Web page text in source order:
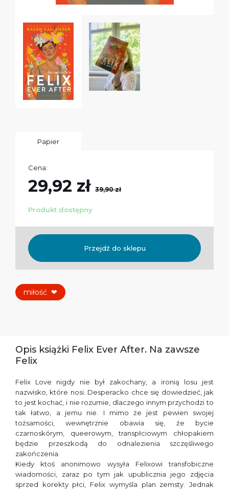
Papier
Cena:
29,92 zł 39,90 zł
Produkt dostępny
Przejdź do sklepu
miłość ❤
Opis książki Felix Ever After. Na zawsze
Felix
Felix Love nigdy nie był zakochany, a ironią losu jest
nazwisko, które nosi. Desperacko chce się dowiedzieć, jak
to jest kochać, i nie rozumie, dlaczego innym przychodzi to
tak łatwo, a jemu nie. I mimo że jest pewien swojej
tożsamości, wewnętrznie obawia się, że bycie
czarnoskórym, queerowym, transpłciowym chłopakiem
będzie przeszkodą do odnalezienia szczęśliwego
zakończenia.
Kiedy ktoś anonimowo wysyła Felixowi transfobiczne
wiadomości, zaraz po tym jak upublicznia jego zdjęcia
sprzed korekty płci, Felix wymyśla plan zemsty. Jednak